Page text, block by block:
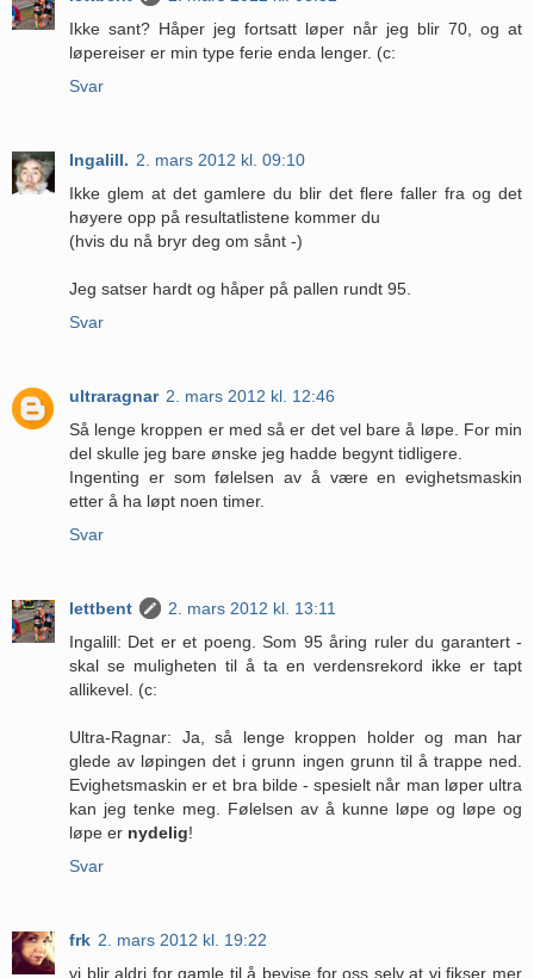
Ikke sant? Håper jeg fortsatt løper når jeg blir 70, og at
løpereiser er min type ferie enda lenger. (c:
Svar
Ingalill. 2. mars 2012 kl. 09:10
Ikke glem at det gamlere du blir det flere faller fra og det
høyere opp på resultatlistene kommer du
(hvis du nå bryr deg om sånt -)
Jeg satser hardt og håper på pallen rundt 95.
Svar
ultraragnar 2. mars 2012 kl. 12:46
Så lenge kroppen er med så er det vel bare å løpe. For min
del skulle jeg bare ønske jeg hadde begynt tidligere.
Ingenting er som følelsen av å være en evighetsmaskin
etter å ha løpt noen timer.
Svar
lettbent
2. mars 2012 kl. 13:11
Ingalill: Det er et poeng. Som 95 åring ruler du garantert -
skal se muligheten til å ta en verdensrekord ikke er tapt
allikevel. (c:
Ultra-Ragnar: Ja, så lenge kroppen holder og man har
glede av løpingen det i grunn ingen grunn til å trappe ned.
Evighetsmaskin er et bra bilde - spesielt når man løper ultra
kan jeg tenke meg. Følelsen av å kunne løpe og løpe og
løpe er nydelig!
Svar
frk 2. mars 2012 kl. 19:22
vi blir aldri for gamle til å bevise for oss selv at vi fikser mer